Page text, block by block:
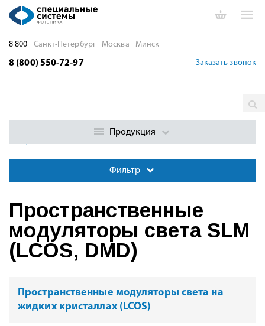
Пространственные модуляторы света SLM (LCOS,
Фильтр
Пространственные
модуляторы света SLM
(LCOS, DMD)
Пространственные модуляторы света на
жидких кристаллах (LCOS)
8 800 Санкт-Петербург Москва Минск
8 (800) 550-72-97 Заказать звонок
Продукция